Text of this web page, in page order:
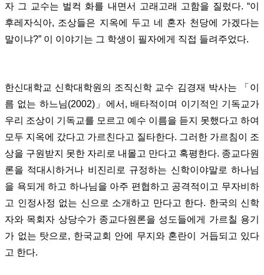
자 그 교수는 벌컥 화를 내면서 고래고래 고함을 질렀다. “이
후레자식아, 조상들은 지옥에 두고 네 혼자 천당에 가겠다는
말이냐?” 이 이야기는 그 학생이 필자에게 직접 들려주었다.
한신대학교 신학대학원의 조직신학 교수 김경재 박사는 「이
름 없는 하느님(2002)」에서, 배타적이며 이기적인 기독교가
우리 조상이 기독교를 모르고 예수 이름을 듣지 못했다고 하여
모두 지옥에 갔다고 가르친다고 질타한다. 그러한 가르침이 조
상을 구원받지 못한 자리로 내몰고 만다고 혹평한다. 종교다원
론을 적대시하거나 비진리로 규정하는 신학이야말로 하나님
을 욕되게 하고 하나님을 아주 편협하고 공격적이고 무자비하
고 인정사정 없는 신으로 소개하고 만다고 한다. 한국의 신학
자와 목회자 상당수가 종교다원론을 성도들에게 가르칠 용기
가 없는 탓으로, 한국교회 안에 무지와 혼란이 거듭되고 있다
고 한다.